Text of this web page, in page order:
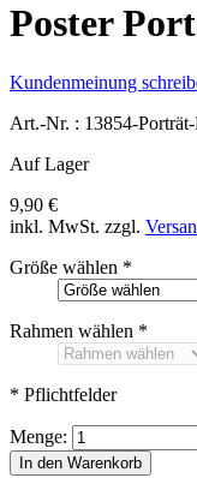
Poster
Kundenmeinung
Art.-Nr. : 13854-
Auf Lager
9,90 €
inkl. MwSt. zzgl.
Größe wählen *
Rahmen wählen *
* Pflichtfelder
Menge:
In den Warenkorb